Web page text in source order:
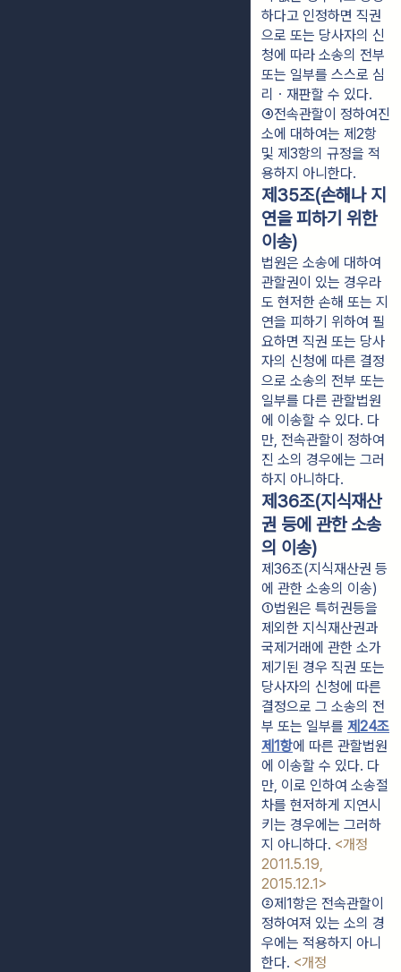
하다고 인정하면 직권
으로 또는 당사자의 신
청에 따라 소송의 전부
또는 일부를 스스로 심
리ㆍ재판할 수 있다.
④전속관할이 정하여진
소에 대하여는 제2항
및 제3항의 규정을 적
용하지 아니한다.
제35조(손해나 지
연을 피하기 위한
이송)
법원은 소송에 대하여
관할권이 있는 경우라
도 현저한 손해 또는 지
연을 피하기 위하여 필
요하면 직권 또는 당사
자의 신청에 따른 결정
으로 소송의 전부 또는
일부를 다른 관할법원
에 이송할 수 있다. 다
만, 전속관할이 정하여
진 소의 경우에는 그러
하지 아니하다.
제36조(지식재산
권 등에 관한 소송
의 이송)
제36조(지식재산권 등
에 관한 소송의 이송)
①법원은 특허권등을
제외한 지식재산권과
국제거래에 관한 소가
제기된 경우 직권 또는
당사자의 신청에 따른
결정으로 그 소송의 전
부 또는 일부를 제24조
제1항에 따른 관할법원
에 이송할 수 있다. 다
만, 이로 인하여 소송절
차를 현저하게 지연시
키는 경우에는 그러하
지 아니하다. <개정
2011.5.19,
2015.12.1>
②제1항은 전속관할이
정하여져 있는 소의 경
우에는 적용하지 아니
한다. <개정